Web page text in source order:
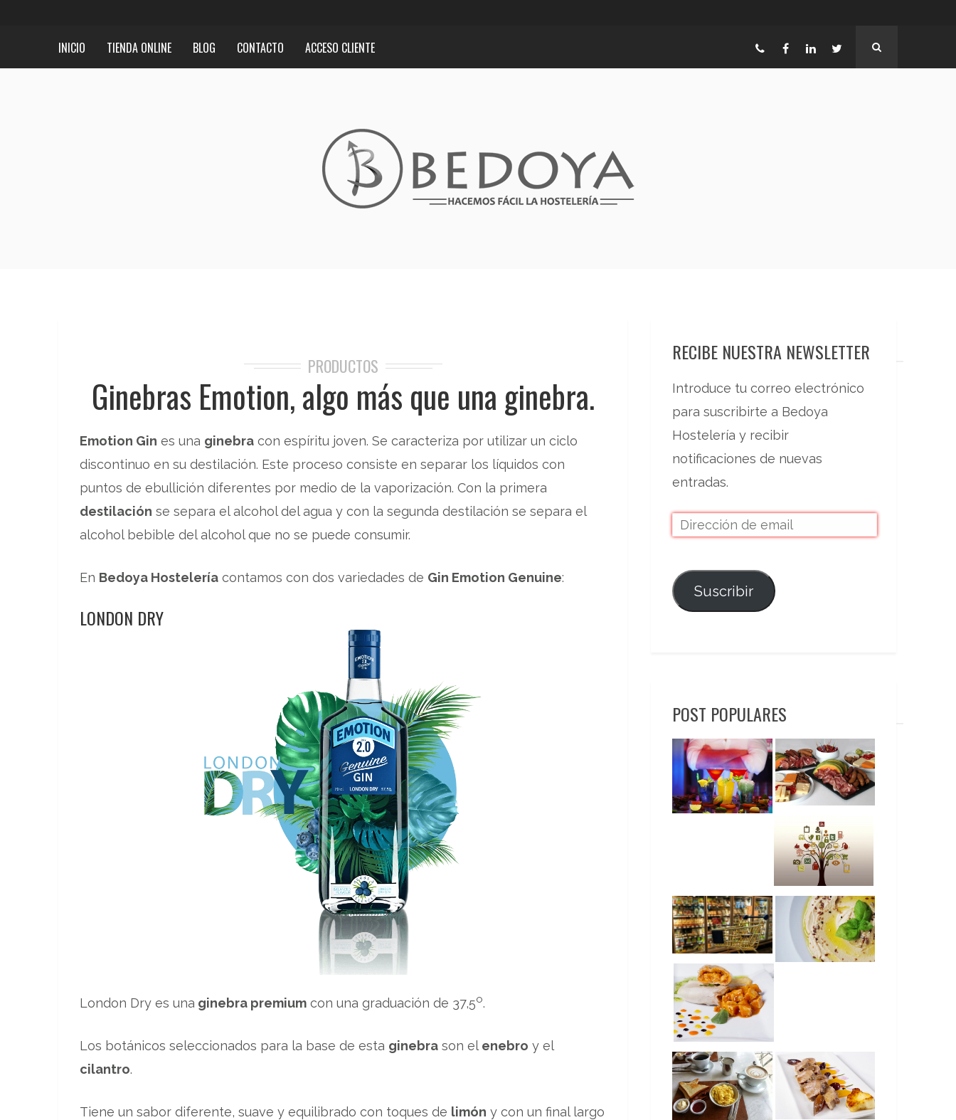
INICIO TIENDA ONLINE BLOG CONTACTO ACCESO CLIENTE
PRODUCTOS
Ginebras Emotion, algo más que una ginebra.
Emotion Gin es una ginebra con espíritu joven. Se caracteriza por utilizar un ciclo
discontinuo en su destilación. Este proceso consiste en separar los líquidos con
puntos de ebullición diferentes por medio de la vaporización. Con la primera
destilación se separa el alcohol del agua y con la segunda destilación se separa el
alcohol bebible del alcohol que no se puede consumir.
En Bedoya Hostelería contamos con dos variedades de Gin Emotion Genuine:
LONDON DRY
London Dry es una ginebra premium con una graduación de 37,5o.
Los botánicos seleccionados para la base de esta ginebra son el enebro y el
cilantro.
Tiene un sabor diferente, suave y equilibrado con toques de limón y con un final largo
RECIBE NUESTRA NEWSLETTER
Introduce tu correo electrónico
para suscribirte a Bedoya
Hostelería y recibir
notificaciones de nuevas
entradas.
Suscribir
POST POPULARES